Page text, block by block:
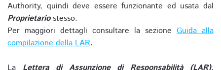
Authority, quindi deve essere funzionante ed usata dal
Proprietariostesso.
Per maggiori dettagli consultare la sezione Guida alla
compilazione della LAR.